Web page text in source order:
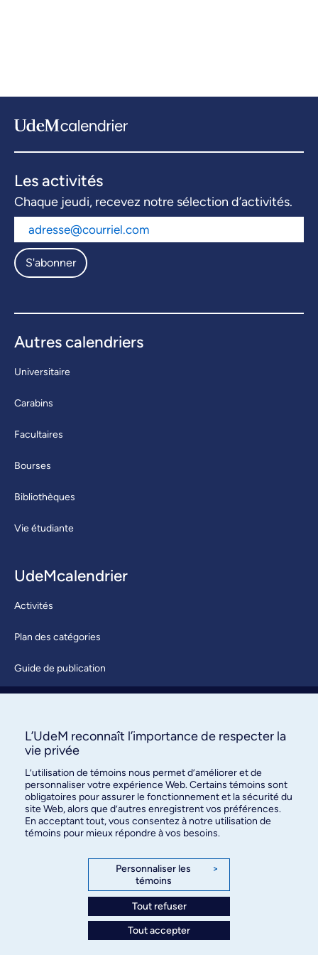
Les activités
Chaque jeudi, recevez notre sélection d’activités.
S'abonner
Autres calendriers
Universitaire
Carabins
Facultaires
Bourses
Bibliothèques
Vie étudiante
UdeMcalendrier
Activités
Plan des catégories
Guide de publication
À propos / Nous joindre
des relations publiques
3744, rue Jean-Brillant, bureau 490
Montréal (Québec) H3T 1P1
L’UdeM reconnaît l’importance de respecter la
vie privée
L’utilisation de témoins nous permet d’améliorer et de
personnaliser votre expérience Web. Certains témoins sont
obligatoires pour assurer le fonctionnement et la sécurité du
site Web, alors que d’autres enregistrent vos préférences.
En acceptant tout, vous consentez à notre utilisation de
témoins pour mieux répondre à vos besoins.
Personnaliser les
témoins
>
Tout refuser
Tout accepter